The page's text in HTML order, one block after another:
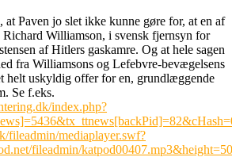
at Paven jo slet ikke kunne gøre for, at en af
Richard Williamson, i svensk fjernsyn for
af Hitlers gaskamre. Og at hele sagen
fra Williamsons og Lefebvre-bevægelsens
helt uskyldig offer for en, grundlæggende
Se f.eks.
index.php?
fileadmin/mediaplayer.swf?
fileadmin/